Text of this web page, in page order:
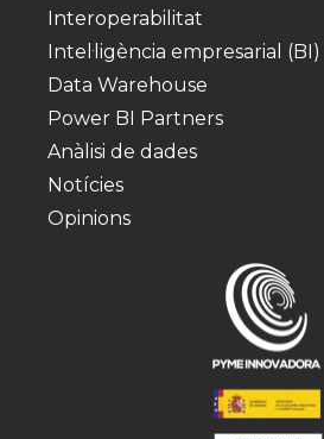
Interoperabilitat
Intel·ligència empresarial (BI)
Data Warehouse
Power BI Partners
Anàlisi de dades
Notícies
Opinions